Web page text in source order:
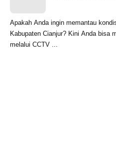
Apakah Anda ingin memantau
Kabupaten Cianjur? Kini Anda bisa
melalui CCTV ...